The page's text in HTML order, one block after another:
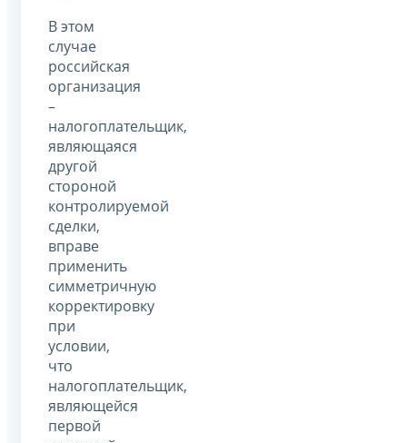
В этом
случае
российская
организация
–
налогоплательщик,
являющаяся
другой
стороной
контролируемой
сделки,
вправе
применить
симметричную
корректировку
при
условии,
что
налогоплательщик,
являющейся
первой